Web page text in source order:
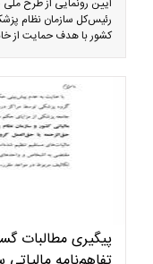
آیین رونمایی از طرح
رئیس‌کل سازمان نظام
کشور با هدف حمایت از
پیگیری مطالبات